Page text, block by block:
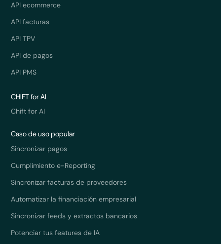
API ecommerce
API facturas
API TPV
API de pagos
API PMS
CHIFT for AI
Chift for AI
Caso de uso popular
Sincronizar pagos
Cumplimiento e-Reporting
Sincronizar facturas de proveedores
Automatizar la financiación empresarial
Sincronizar feeds y extractos bancarios
Potenciar tus features de IA